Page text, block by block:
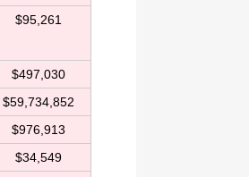
$95,261
$497,030
$59,734,852
$976,913
$34,549